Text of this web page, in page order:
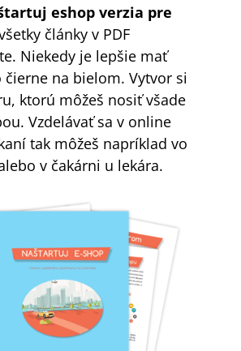
eshop verzia pre
články v PDF
Niekedy je lepšie mať
čierne na bielom. Vytvor si
ktorú môžeš nosiť všade
Vzdelávať sa v online
tak môžeš napríklad vo
v čakárni u lekára.